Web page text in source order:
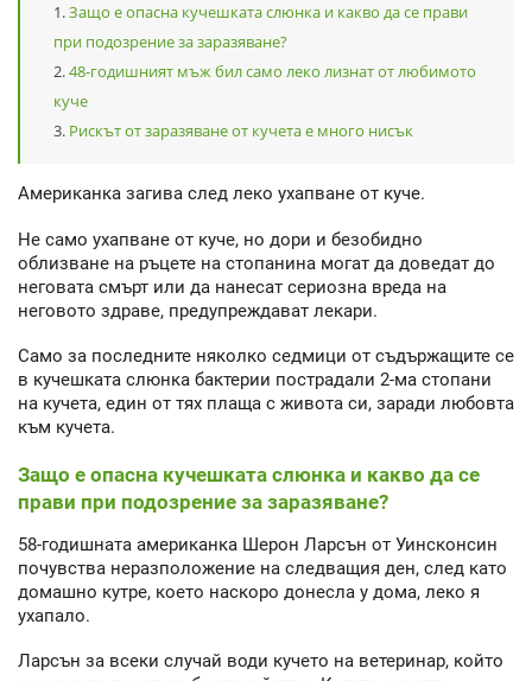
Защо е опасна кучешката слюнка и какво да се прави
при подозрение за заразяване?
48-годишният мъж бил само леко лизнат от любимото
куче
Рискът от заразяване от кучета е много нисък
Американка загива след леко ухапване от куче.
Не само ухапване от куче, но дори и безобидно
облизване на ръцете на стопанина могат да доведат до
неговата смърт или да нанесат сериозна вреда на
неговото здраве, предупреждават лекари.
Само за последните няколко седмици от съдържащите се
в кучешката слюнка бактерии пострадали 2-ма стопани
на кучета, един от тях плаща с живота си, заради любовта
към кучета.
Защо е опасна кучешката слюнка и какво да се
прави при подозрение за заразяване?
58-годишната американка Шерон Ларсън от Уинсконсин
почувства неразположение на следващия ден, след като
домашно кутре, което наскоро донесла у дома, леко я
ухапало.
Ларсън за всеки случай води кучето на ветеринар, който